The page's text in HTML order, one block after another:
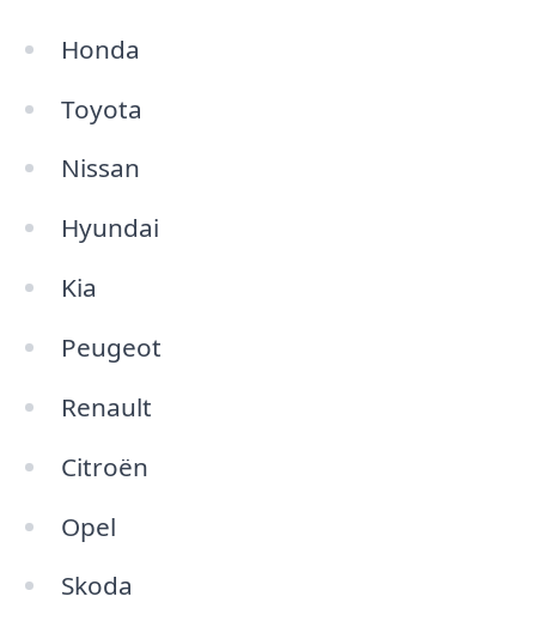
Honda
Toyota
Nissan
Hyundai
Kia
Peugeot
Renault
Citroën
Opel
Skoda